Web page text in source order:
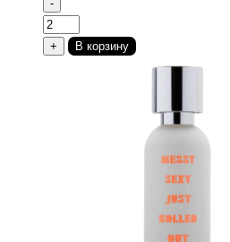
-
Количество
товара
+ В корзину